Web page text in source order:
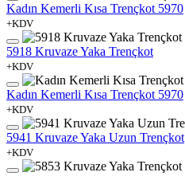
Kadın Kemerli Kısa Trençkot 5970
+KDV
5918 Kruvaze Yaka Trençkot
+KDV
Kadın Kemerli Kısa Trençkot 5970
+KDV
5941 Kruvaze Yaka Uzun Trençkot
+KDV